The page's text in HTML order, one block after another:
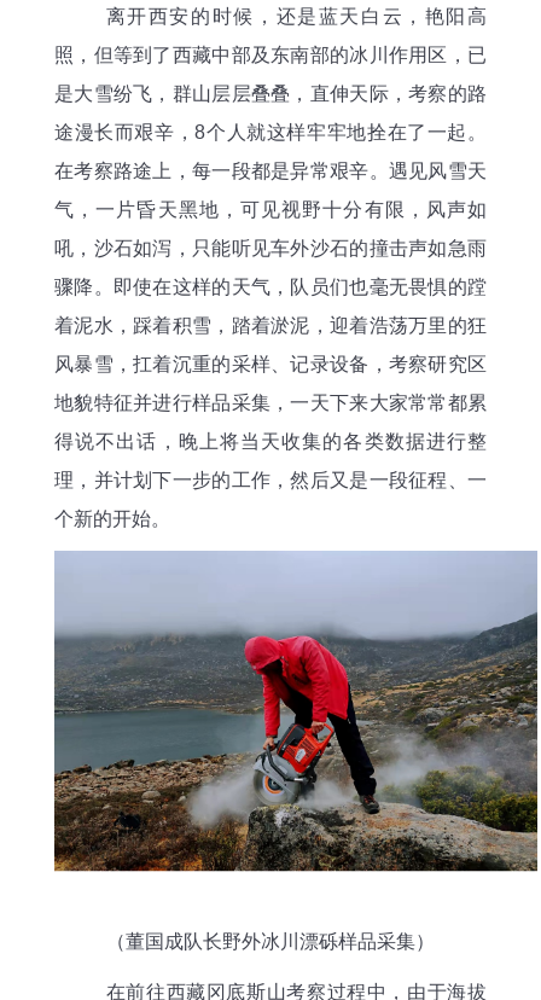
离开西安的时候，还是蓝天白云，艳阳高
照，但等到了西藏中部及东南部的冰川作用区，已
是大雪纷飞，群山层层叠叠，直伸天际，考察的路
途漫长而艰辛，8个人就这样牢牢地拴在了一起。
在考察路途上，每一段都是异常艰辛。遇见风雪天
气，一片昏天黑地，可见视野十分有限，风声如
吼，沙石如泻，只能听见车外沙石的撞击声如急雨
骤降。即使在这样的天气，队员们也毫无畏惧的蹚
着泥水，踩着积雪，踏着淤泥，迎着浩荡万里的狂
风暴雪，扛着沉重的采样、记录设备，考察研究区
地貌特征并进行样品采集，一天下来大家常常都累
得说不出话，晚上将当天收集的各类数据进行整
理，并计划下一步的工作，然后又是一段征程、一
个新的开始。
（董国成队长野外冰川漂砾样品采集）
在前往西藏冈底斯山考察过程中，由于海拔